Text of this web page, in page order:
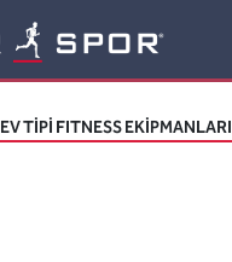
EV TİPİ FITNESS EKİPMANLARI